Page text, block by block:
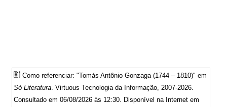
Como referenciar: "Tomás Antônio Gonzaga (1744 – 1810)" em
Só Literatura . Virtuous Tecnologia da Informação, 2007-2026.
Consultado em 06/08/2026 às 12:30. Disponível na Internet em